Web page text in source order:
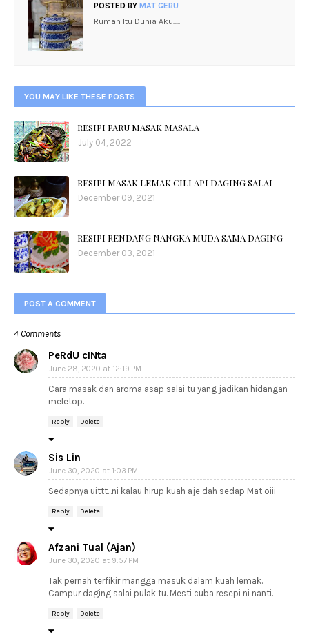
POSTED BY MAT GEBU
Rumah Itu Dunia Aku.....
YOU MAY LIKE THESE POSTS
RESIPI PARU MASAK MASALA
July 04, 2022
RESIPI MASAK LEMAK CILI API DAGING SALAI
December 09, 2021
RESIPI RENDANG NANGKA MUDA SAMA DAGING
December 03, 2021
POST A COMMENT
4 Comments
PeRdU cINta
June 28, 2020 at 12:19 PM
Cara masak dan aroma asap salai tu yang jadikan hidangan
meletop.
Reply Delete
Sis Lin
June 30, 2020 at 1:03 PM
Sedapnya uittt...ni kalau hirup kuah aje dah sedap Mat oiii
Reply Delete
Afzani Tual (Ajan)
June 30, 2020 at 9:57 PM
Tak pernah terfikir mangga masuk dalam kuah lemak.
Campur daging salai pulak tu. Mesti cuba resepi ni nanti.
Reply Delete